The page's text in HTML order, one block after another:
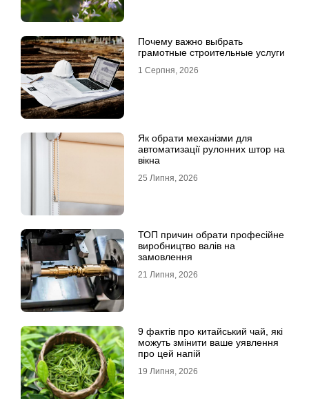
Почему важно выбрать
грамотные строительные услуги
1 Серпня, 2026
Як обрати механізми для
автоматизації рулонних штор на
вікна
25 Липня, 2026
ТОП причин обрати професійне
виробництво валів на
замовлення
21 Липня, 2026
9 фактів про китайський чай, які
можуть змінити ваше уявлення
про цей напій
19 Липня, 2026